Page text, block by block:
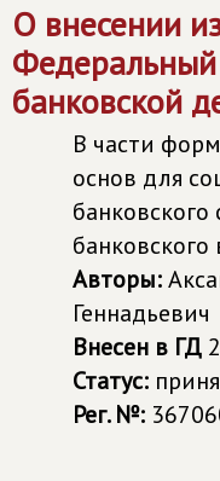
О внесении
банковской
В части
основ для
банковского
банковского
Авторы:
Геннадьевич
Внесен в ГД
Статус:
Рег. №: